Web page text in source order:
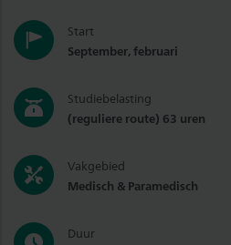
Start
September, februari
Studiebelasting
(reguliere route) 63 uren
Vakgebied
Medisch & Paramedisch
Duur